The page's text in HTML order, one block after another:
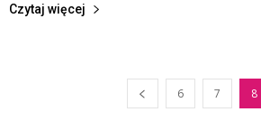
Czytaj więcej
6 7 8